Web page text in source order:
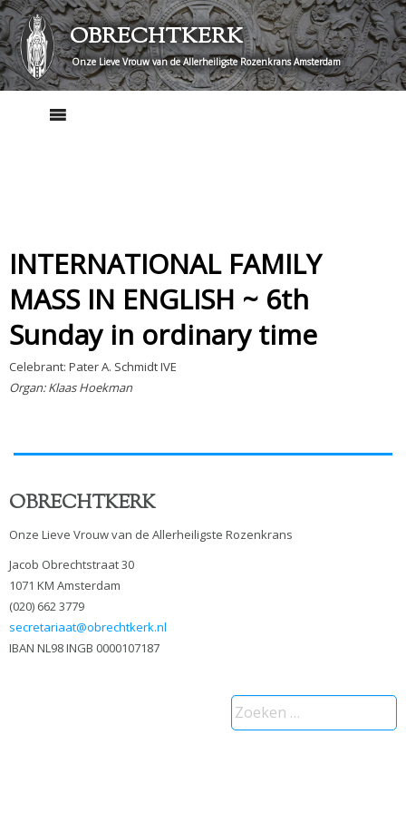
Skip
to
content
OBRECHTKERK
Onze Lieve Vrouw van de Allerheiligste Rozenkrans Amsterdam
INTERNATIONAL FAMILY
MASS IN ENGLISH ~ 6th
Sunday in ordinary time
Celebrant: Pater A. Schmidt IVE
Organ: Klaas Hoekman
OBRECHTKERK
Onze Lieve Vrouw van de Allerheiligste Rozenkrans
Jacob Obrechtstraat 30
1071 KM Amsterdam
(020) 662 3779
secretariaat@obrechtkerk.nl
IBAN NL98 INGB 0000107187
Zoeken
naar: